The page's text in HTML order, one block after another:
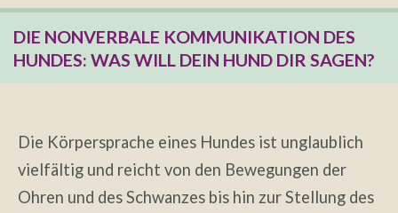
DIE NONVERBALE KOMMUNIKATION DES
HUNDES: WAS WILL DEIN HUND DIR SAGEN?
Die Körpersprache eines Hundes ist unglaublich
vielfältig und reicht von den Bewegungen der
Ohren und des Schwanzes bis hin zur Stellung des